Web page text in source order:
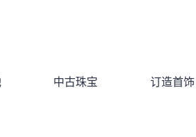
中古珠宝 订造首饰